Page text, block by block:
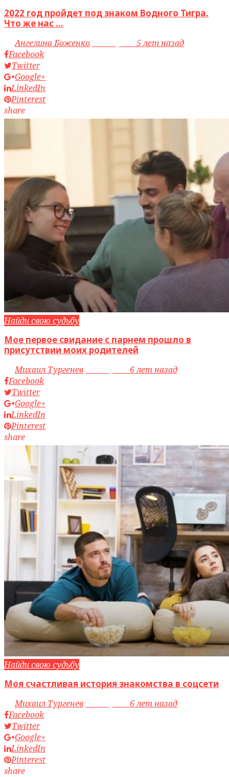
2022 год пройдет под знаком Водного Тигра.
Что же нас ...
byАнгелина Боженко
5 лет назад
Facebook
Twitter
Google+
LinkedIn
Pinterest
share
Найди свою судьбу
Мое первое свидание с парнем прошло в
присутствии моих родителей
byМихаил Тургенев
6 лет назад
Facebook
Twitter
Google+
LinkedIn
Pinterest
share
Найди свою судьбу
Моя счастливая история знакомства в соцсети
byМихаил Тургенев
6 лет назад
Facebook
Twitter
Google+
LinkedIn
Pinterest
share